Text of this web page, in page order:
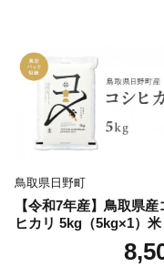
鳥取県日野町
【令和7年産】鳥取県産
ヒカリ 5kg（5kg×1）米
ヒカリ こしひかり お米
精米 5キロ おこめ こめ